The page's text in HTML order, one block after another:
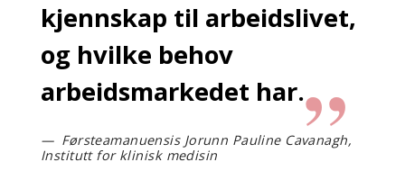
kjennskap til arbeidslivet,
og hvilke behov
arbeidsmarkedet har.
Førsteamanuensis Jorunn Pauline Cavanagh,
Institutt for klinisk medisin